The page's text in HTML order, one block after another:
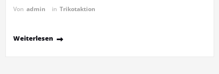
Von admin in Trikotaktion
Weiterlesen